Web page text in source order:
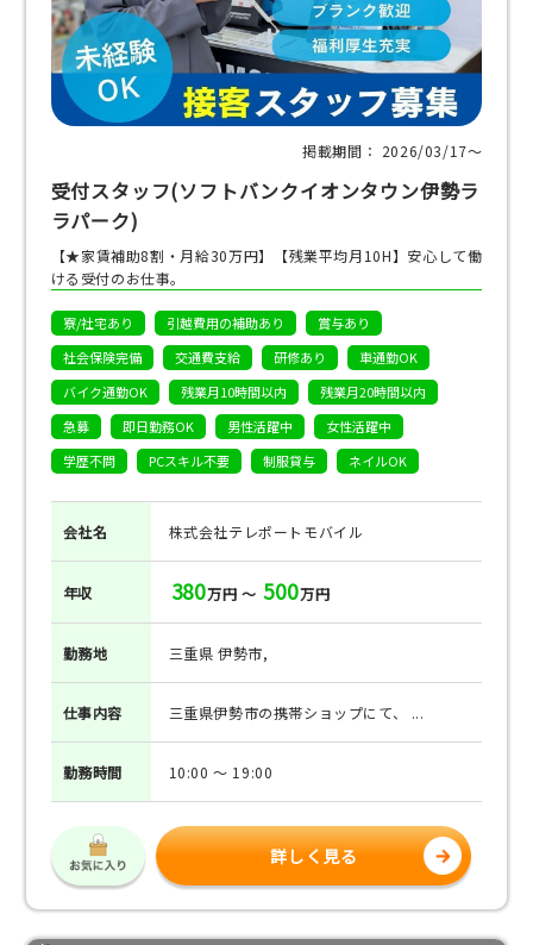
掲載期間： 2026/03/17〜
受付スタッフ(ソフトバンクイオンタウン伊勢ラ
ラパーク)
【★家賃補助8割・月給30万円】【残業平均月10H】安心して働
ける受付のお仕事。
寮/社宅あり 引越費用の補助あり
賞与あり
社会保険完備
交通費支給 研修あり
車通勤OK
バイク通勤OK
残業月10時間以内
残業月20時間以内
急募
即日勤務OK 男性活躍中
女性活躍中
学歴不問
PCスキル不要 制服貸与 ネイルOK
会社名 株式会社テレポートモバイル
年収 380万円 ～ 500万円
勤務地 三重県 伊勢市,
仕事内容 三重県伊勢市の携帯ショップにて、 ...
勤務時間 10:00 ～ 19:00
詳しく見る